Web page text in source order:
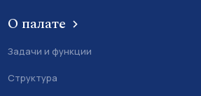
О палате
Задачи и функции
Структура